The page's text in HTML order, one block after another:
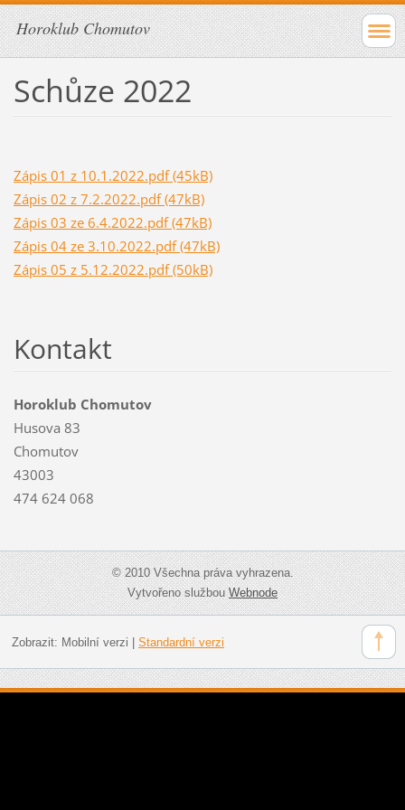
Horoklub Chomutov
Schůze 2022
Zápis 01 z 10.1.2022.pdf (45kB)
Zápis 02 z 7.2.2022.pdf (47kB)
Zápis 03 ze 6.4.2022.pdf (47kB)
Zápis 04 ze 3.10.2022.pdf (47kB)
Zápis 05 z 5.12.2022.pdf (50kB)
Kontakt
Horoklub Chomutov
Husova 83
Chomutov
43003
474 624 068
© 2010 Všechna práva vyhrazena.
Vytvořeno službouWebnode
Zobrazit: Mobilní verzi Standardní verzi